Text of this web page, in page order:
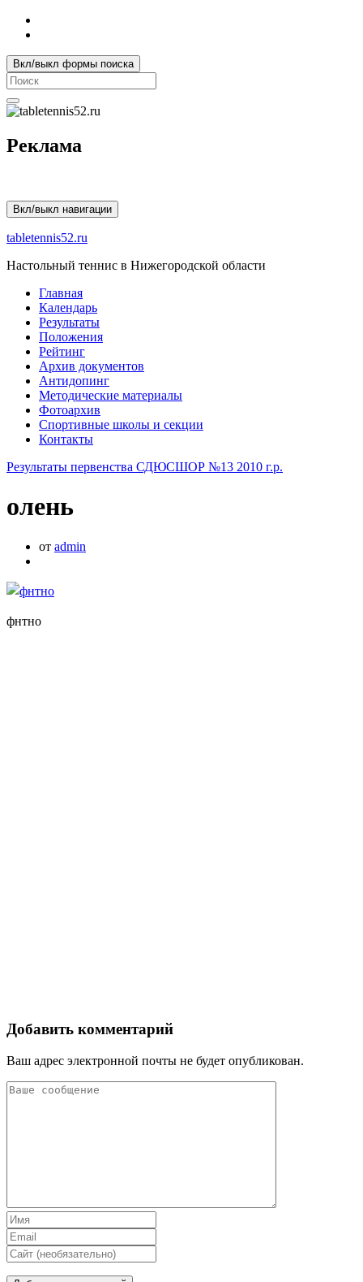
Вкл/выкл формы поиска
Search
for:
Реклама
Вкл/выкл навигации
tabletennis52.ru
Настольный теннис в Нижегородской области
Главная
Календарь
Результаты
Положения
Рейтинг
Архив документов
Антидопинг
Методические материалы
Фотоархив
Спортивные школы и секции
Контакты
Результаты первенства СДЮСШОР №13 2010 г.р.
олень
от admin
фнтно
Добавить комментарий
Ваш адрес электронной почты не будет опубликован.